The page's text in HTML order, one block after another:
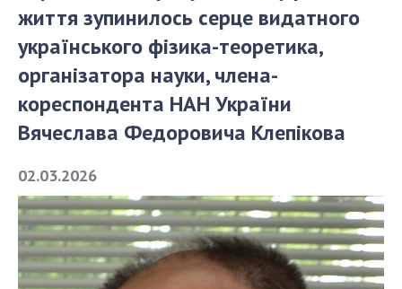
СТРУКТУРА
Президія НАН України
Апарат Президії
наук
Секція хімічних і біологічних наук
Секція суспільних і гуманітарних наук
Установи при Президії
Ради, комітети та комісії
життя зупинилось серце видатного
українського фізика-теоретика,
організатора науки, члена-
кореспондента НАН України
Вячеслава Федоровича Клепікова
02.03.2026